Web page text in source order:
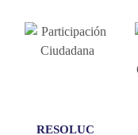
A
o
o
RESOLUC